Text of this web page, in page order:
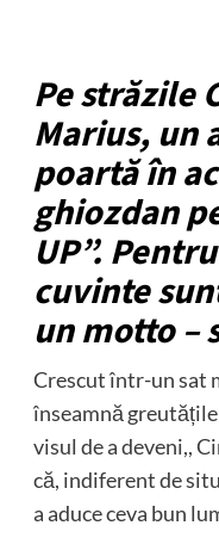
Pe străzile
Marius, un
poartă în
ghiozdan
UP”.
cuvinte
un motto –
Crescut într-un sat
înseamnă
visul de a deveni,,
că, indiferent de
a aduce ceva bun